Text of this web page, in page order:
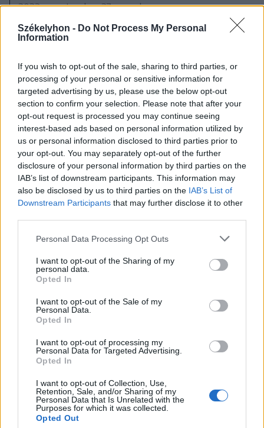
Székelyhon - Do Not Process My Personal
Information
If you wish to opt-out of the sale, sharing to third parties, or
processing of your personal or sensitive information for
targeted advertising by us, please use the below opt-out
section to confirm your selection. Please note that after your
opt-out request is processed you may continue seeing
interest-based ads based on personal information utilized by
us or personal information disclosed to third parties prior to
your opt-out. You may separately opt-out of the further
disclosure of your personal information by third parties on the
IAB’s list of downstream participants. This information may
also be disclosed by us to third parties on the IAB’s List of
Downstream Participants that may further disclose it to other
Personal Data Processing Opt Outs
I want to opt-out of the Sharing of my
personal data.
Opted In
I want to opt-out of the Sale of my
Personal Data.
Opted In
I want to opt-out of processing my
Personal Data for Targeted Advertising.
Opted In
I want to opt-out of Collection, Use,
Retention, Sale, and/or Sharing of my
Personal Data that Is Unrelated with the
Purposes for which it was collected.
Opted Out
2023. szeptember 27., szerda
Ennyi pénzt hoz az államnak a
bankokra kivetendő 2 százalékos
árvbevétel-arányos adó a
pénzügyminiszter szerint
2023. szeptember 27., szerda
a bruttó minimálbér 3300 lejre
emeléséről szóló sürgősségi
rendeletet